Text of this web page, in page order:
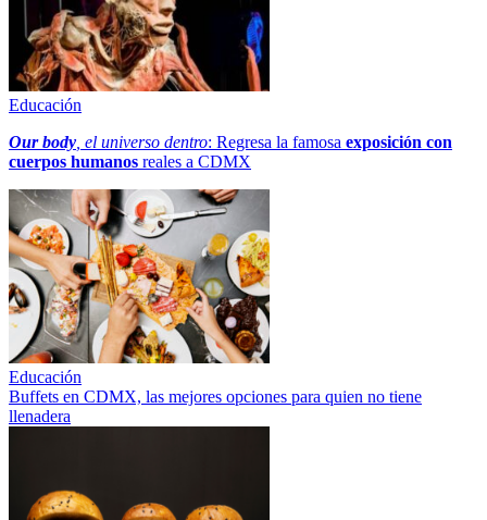
Educación
Our body , el universo dentro: Regresa la famosa exposición con
cuerpos humanos reales a CDMX
Educación
Buffets en CDMX, las mejores opciones para quien no tiene
llenadera